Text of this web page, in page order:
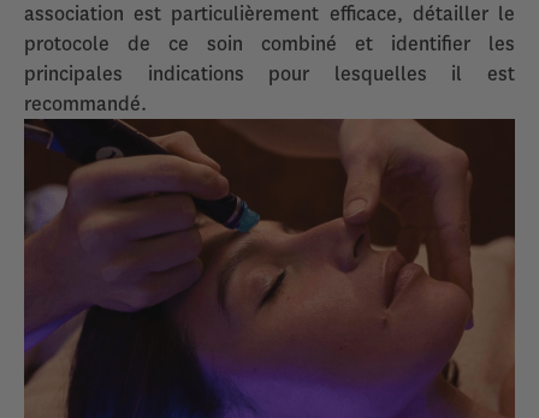
association est particulièrement efficace, détailler le
protocole de ce soin combiné et identifier les
principales indications pour lesquelles il est
recommandé.